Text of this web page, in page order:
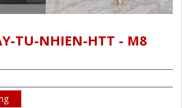
TU-NHIEN-HTT - M8